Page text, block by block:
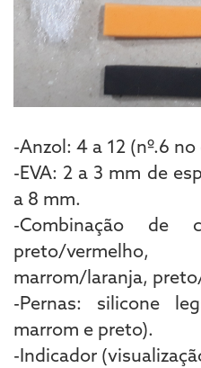
-Anzol: 4 a 12 (nº.6
-EVA: 2 a 3 mm de
a 8 mm.
-Combinação de
preto/
marrom/laranja,
-Pernas: silicone
marrom e preto).
-Indicador